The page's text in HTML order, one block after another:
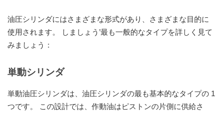
油圧シリンダにはさまざまな形式があり、さまざまな目的に
使用されます。 しましょう’最も一般的なタイプを詳しく見て
みましょう：
単動シリンダ
単動油圧シリンダは、油圧シリンダの最も基本的なタイプの 1
つです。 この設計では、作動油はピストンの片側に供給さ